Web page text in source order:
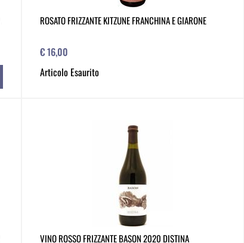
ROSATO FRIZZANTE KITZUNE FRANCHINA E GIARONE
€ 16,00
Articolo Esaurito
VINO ROSSO FRIZZANTE BASON 2020 DISTINA